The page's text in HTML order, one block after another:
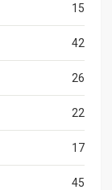
15
42
26
22
17
45